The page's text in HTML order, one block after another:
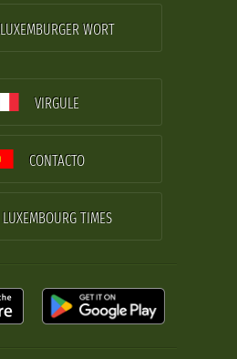
LUXEMBURGER WORT
VIRGULE
CONTACTO
LUXEMBOURG TIMES